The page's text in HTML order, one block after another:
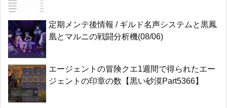
定期メンテ後情報 / ギルド名声システムと黒鳳
凰とマルニの戦闘分析機(08/06)
エージェントの冒険クエ1週間で得られたエー
ジェントの印章の数【黒い砂漠Part5366】